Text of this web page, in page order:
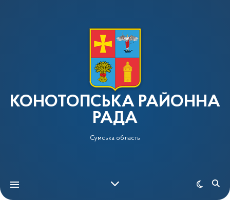
КОНОТОПСЬКА РАЙОННА
РАДА
Сумська область